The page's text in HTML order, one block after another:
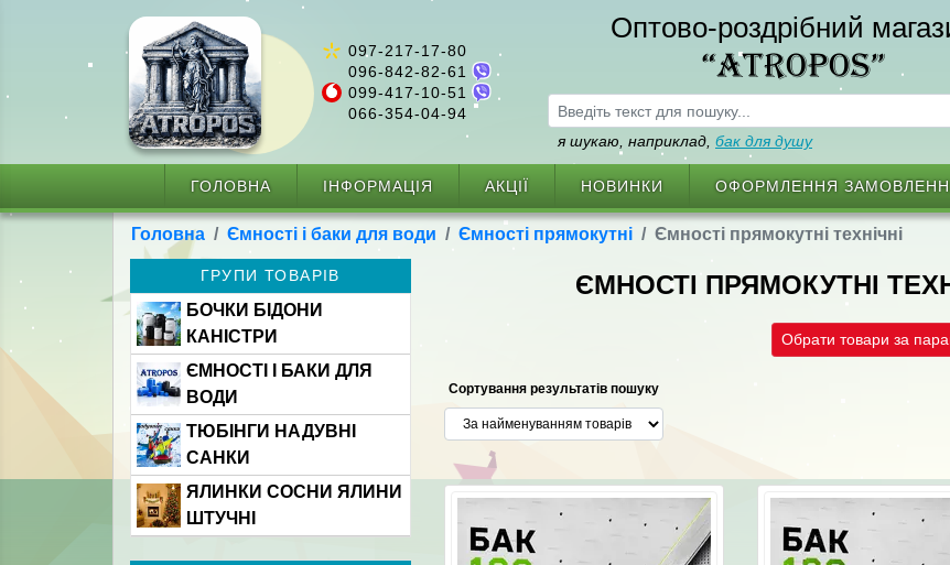
097-217-17-80
096-842-82-61
099-417-10-51
066-354-04-94
Оптово-роздрібний
“ATROPOS”
я шукаю, наприклад, бак для душу
ГОЛОВНА ІНФОРМАЦІЯ АКЦІЇ НОВИНКИ ОФОРМЛЕННЯ
Головна Ємності і баки для води Ємності прямокутні Ємності прямокутні технічні
ГРУПИ ТОВАРІВ
БОЧКИ БІДОНИ
КАНІСТРИ
ЄМНОСТІ І БАКИ ДЛЯ
ВОДИ
ТЮБІНГИ НАДУВНІ
САНКИ
ЯЛИНКИ СОСНИ ЯЛИНИ
ШТУЧНІ
ЄМНОСТІ ПРЯМОКУТНІ
Обрати товари за
Сортування результатів пошуку